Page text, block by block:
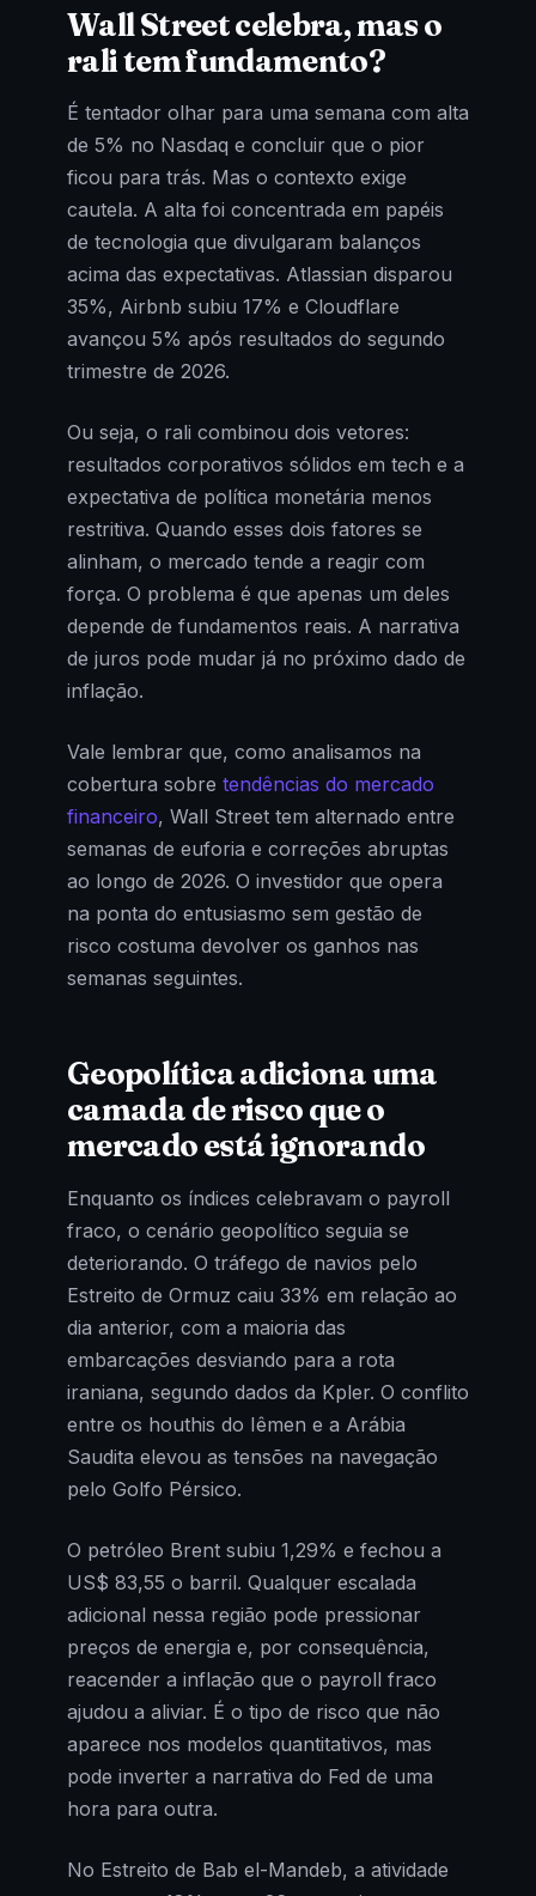
Wall Street celebra, mas o
rali tem fundamento?
É tentador olhar para uma semana com alta
de 5% no Nasdaq e concluir que o pior
ficou para trás. Mas o contexto exige
cautela. A alta foi concentrada em papéis
de tecnologia que divulgaram balanços
acima das expectativas. Atlassian disparou
35%, Airbnb subiu 17% e Cloudflare
avançou 5% após resultados do segundo
trimestre de 2026.
Ou seja, o rali combinou dois vetores:
resultados corporativos sólidos em tech e a
expectativa de política monetária menos
restritiva. Quando esses dois fatores se
alinham, o mercado tende a reagir com
força. O problema é que apenas um deles
depende de fundamentos reais. A narrativa
de juros pode mudar já no próximo dado de
inflação.
Vale lembrar que, como analisamos na
cobertura sobre tendências do mercado
financeiro, Wall Street tem alternado entre
semanas de euforia e correções abruptas
ao longo de 2026. O investidor que opera
na ponta do entusiasmo sem gestão de
risco costuma devolver os ganhos nas
semanas seguintes.
Geopolítica adiciona uma
camada de risco que o
mercado está ignorando
Enquanto os índices celebravam o payroll
fraco, o cenário geopolítico seguia se
deteriorando. O tráfego de navios pelo
Estreito de Ormuz caiu 33% em relação ao
dia anterior, com a maioria das
embarcações desviando para a rota
iraniana, segundo dados da Kpler. O conflito
entre os houthis do Iêmen e a Arábia
Saudita elevou as tensões na navegação
pelo Golfo Pérsico.
O petróleo Brent subiu 1,29% e fechou a
US$ 83,55 o barril. Qualquer escalada
adicional nessa região pode pressionar
preços de energia e, por consequência,
reacender a inflação que o payroll fraco
ajudou a aliviar. É o tipo de risco que não
aparece nos modelos quantitativos, mas
pode inverter a narrativa do Fed de uma
hora para outra.
No Estreito de Bab el-Mandeb, a atividade